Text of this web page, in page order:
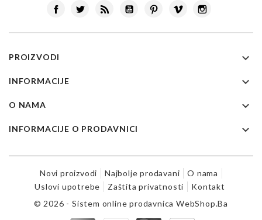
FacebookTwitter Rss YouTubePinterest
Vimeo
PROIZVODI 
INFORMACIJE 
O NAMA 
INFORMACIJE O PRODAVNICI 
Novi proizvodi Najbolje prodavani
O nama
Uslovi upotrebe
Zaštita privatnosti
Kontakt
© 2026 - Sistem online prodavnica WebShop.Ba